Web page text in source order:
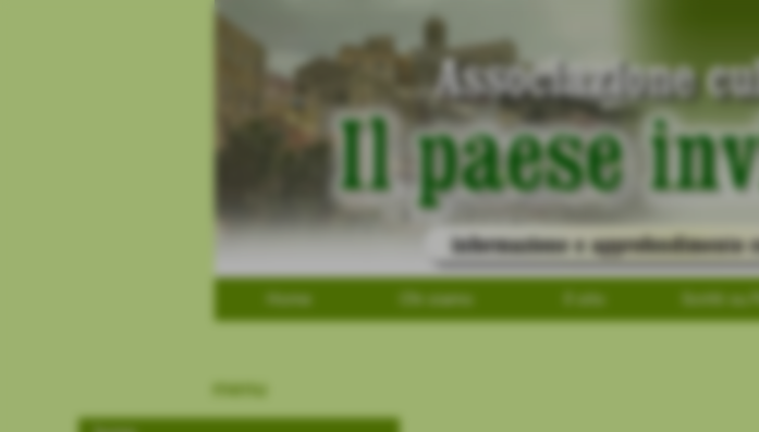
Home Chi siamo Il sito Scritti su
menu